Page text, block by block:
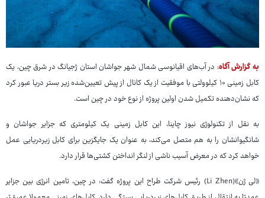
به گزارش آگاه: در آب‌های اقیانوسی شمال شهر جواشان استان ژجیانگ در شرق چین، یک
کابل زمینی ۱۰ کیلوولتی با موفقیت از یک کانال از پیش تعیین‌شده زیر بستر دریا عبور کرد
که نشان‌دهنده تکمیل شدن اولین پروژه از نوع خود در چین است.
به نقل از تکنولوژی نیوز چاینا، این کابل زمینی یک کیلومتری که جزایر جواشان و
شانگیوانشان را به هم متصل می‌کند، به عنوان یک جایگزین برای کابل زیردریایی عمل
خواهد کرد که در معرض آسیب ناشی از لنگر انداختن کشتی‌ها قرار دارد.
«لی ژن»(Li Zhen) رئیس شرکت طراح این پروژه گفت: در چین، تامین انرژی بین جزایر